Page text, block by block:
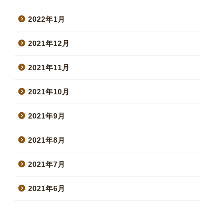
2022年1月
2021年12月
2021年11月
2021年10月
2021年9月
2021年8月
2021年7月
2021年6月